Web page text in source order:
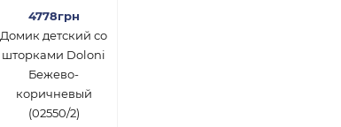
4778грн
Домик детский со
шторками Doloni
Бежево-
коричневый
(02550/2)